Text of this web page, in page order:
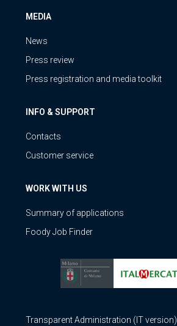
MEDIA
News
Press review
Press registration and media toolkit
INFO & SUPPORT
Contacts
Customer service
WORK WITH US
Summary of applications
Foody Job Finder
Transparent Administration (IT version)